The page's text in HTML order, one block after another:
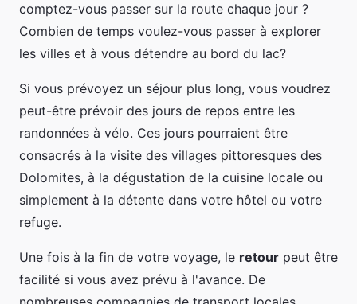
comptez-vous passer sur la route chaque jour ?
Combien de temps voulez-vous passer à explorer
les villes et à vous détendre au bord du lac?
Si vous prévoyez un séjour plus long, vous voudrez
peut-être prévoir des jours de repos entre les
randonnées à vélo. Ces jours pourraient être
consacrés à la visite des villages pittoresques des
Dolomites, à la dégustation de la cuisine locale ou
simplement à la détente dans votre hôtel ou votre
refuge.
Une fois à la fin de votre voyage, le retour peut être
facilité si vous avez prévu à l'avance. De